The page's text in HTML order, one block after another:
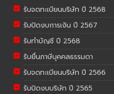
รับจดทะเบียนบริษัท ปี 2568
รับปิดงบการเงิน ปี 2567
รับทำบัญชี ปี 2568
รับยื่นภาษีบุคคลธรรมดา
รับจดทะเบียนบริษัท ปี 2566
รับปิดงบบริษัท ปี 2565